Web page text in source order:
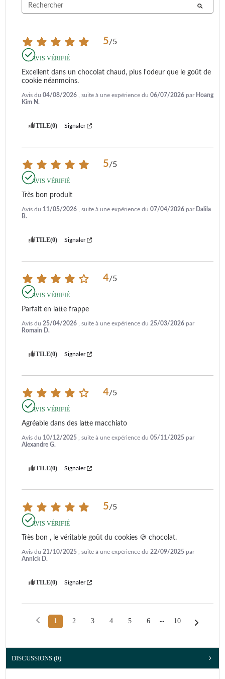
5/5
AVIS VÉRIFIÉ
Excellent dans un chocolat chaud, plus l'odeur que le goût de
cookie néanmoins.
Avis du 04/08/2026 , suite à une expérience du 06/07/2026 par Hoang
Kim N.
UTILE(0) Signaler
5/5
AVIS VÉRIFIÉ
Très bon produit
Avis du 11/05/2026 , suite à une expérience du 07/04/2026 par Dalila
B.
UTILE(0) Signaler
4/5
AVIS VÉRIFIÉ
Parfait en latte frappe
Avis du 25/04/2026 , suite à une expérience du 25/03/2026 par
Romain D.
UTILE(0) Signaler
4/5
AVIS VÉRIFIÉ
Agréable dans des latte macchiato
Avis du 10/12/2025 , suite à une expérience du 05/11/2025 par
Alexandre G.
UTILE(0) Signaler
5/5
AVIS VÉRIFIÉ
Très bon , le véritable goût du cookies 🍪 chocolat.
Avis du 21/10/2025 , suite à une expérience du 22/09/2025 par
Annick D.
UTILE(0) Signaler
1 2 3 4 5 6 10
DISCUSSIONS (0)